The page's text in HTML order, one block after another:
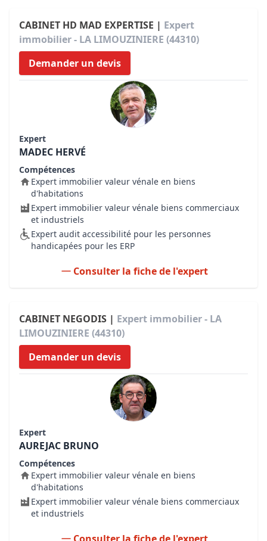
CABINET HD MAD EXPERTISE | Expert
immobilier - LA LIMOUZINIERE (44310)
Demander un devis
Expert
MADEC HERVÉ
Compétences
Expert immobilier valeur vénale en biens
d'habitations
Expert immobilier valeur vénale biens commerciaux
et industriels
Expert audit accessibilité pour les personnes
handicapées pour les ERP
Consulter la fiche de l'expert
CABINET NEGODIS | Expert immobilier - LA
LIMOUZINIERE (44310)
Demander un devis
Expert
AUREJAC BRUNO
Compétences
Expert immobilier valeur vénale en biens
d'habitations
Expert immobilier valeur vénale biens commerciaux
et industriels